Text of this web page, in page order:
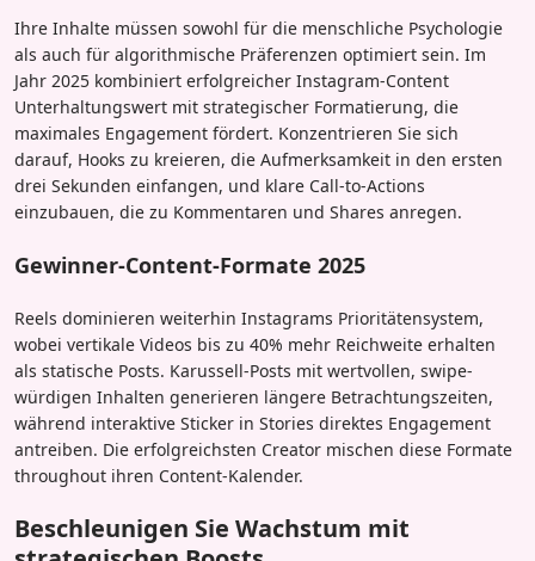
Ihre Inhalte müssen sowohl für die menschliche Psychologie
als auch für algorithmische Präferenzen optimiert sein. Im
Jahr 2025 kombiniert erfolgreicher Instagram-Content
Unterhaltungswert mit strategischer Formatierung, die
maximales Engagement fördert. Konzentrieren Sie sich
darauf, Hooks zu kreieren, die Aufmerksamkeit in den ersten
drei Sekunden einfangen, und klare Call-to-Actions
einzubauen, die zu Kommentaren und Shares anregen.
Gewinner-Content-Formate 2025
Reels dominieren weiterhin Instagrams Prioritätensystem,
wobei vertikale Videos bis zu 40% mehr Reichweite erhalten
als statische Posts. Karussell-Posts mit wertvollen, swipe-
würdigen Inhalten generieren längere Betrachtungszeiten,
während interaktive Sticker in Stories direktes Engagement
antreiben. Die erfolgreichsten Creator mischen diese Formate
throughout ihren Content-Kalender.
Beschleunigen Sie Wachstum mit